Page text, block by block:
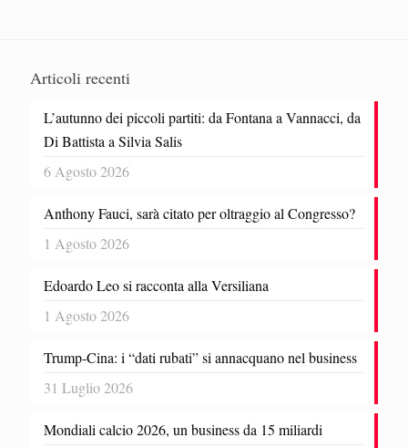
Articoli recenti
L’autunno dei piccoli partiti: da Fontana a Vannacci, da
Di Battista a Silvia Salis
6 Agosto 2026
Anthony Fauci, sarà citato per oltraggio al Congresso?
1 Agosto 2026
Edoardo Leo si racconta alla Versiliana
1 Agosto 2026
Trump-Cina: i “dati rubati” si annacquano nel business
31 Luglio 2026
Mondiali calcio 2026, un business da 15 miliardi